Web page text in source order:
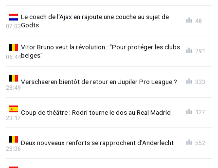
Le coach de l'Ajax en rajoute une couche au sujet de
Godts
07:03
48
Vitor Bruno veut la révolution : "Pour protéger les clubs
belges"
06:44
291
Verschaeren bientôt de retour en Jupiler Pro League ?
23:49
333
Coup de théâtre : Rodri tourne le dos au Real Madrid
23:17
127
Deux nouveaux renforts se rapprochent d'Anderlecht
23:06
552